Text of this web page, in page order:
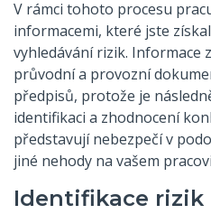
V rámci tohoto procesu
informacemi, které jste
vyhledávání rizik. Informace
průvodní a provozní
předpisů, protože je
identifikaci a zhodnocení
představují nebezpečí v
jiné nehody na vašem
Identifikace rizik